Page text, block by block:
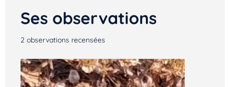
Ses observations
2 observations recensées